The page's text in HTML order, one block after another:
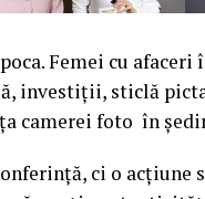
Femei cu
investiții, sticlă
camerei foto în
ci o acțiune